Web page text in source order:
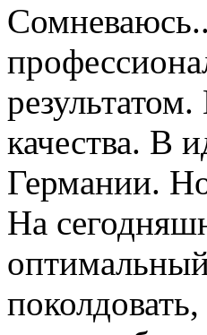
качества. В
Германии.
На